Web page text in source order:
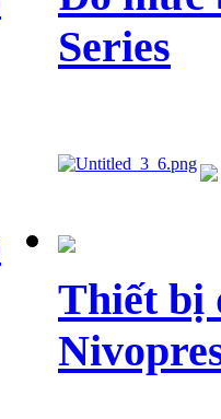
Series
Thiết bị